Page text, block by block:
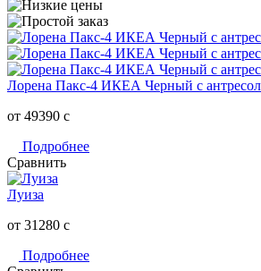
Лорена Пакс-4 ИКЕА Черный с
от 49390 c
Подробнее
Сравнить
Луиза
от 31280 c
Подробнее